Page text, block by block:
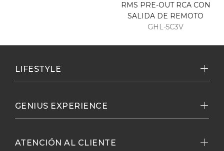
RMS PRE-OUT RCA CON
SALIDA DE REMOTO
GHL-5C3V
LIFESTYLE
GENIUS EXPERIENCE
ATENCIÓN AL CLIENTE